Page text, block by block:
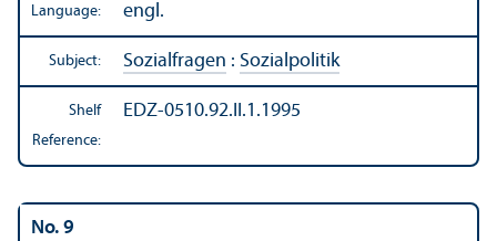
Language: engl.
Subject: Sozialfragen : Sozialpolitik
Shelf
Reference:
EDZ-0510.92.II.1.1995
No. 9